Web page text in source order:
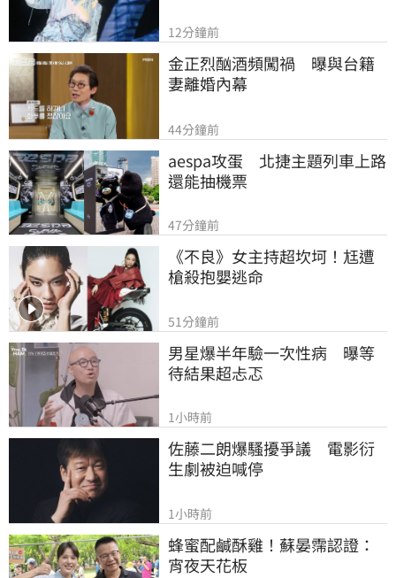
12分鐘前
金正烈酗酒頻闖禍　曝與台籍
妻離婚內幕
44分鐘前
aespa攻蛋　北捷主題列車上路
還能抽機票
47分鐘前
《不良》女主持超坎坷！尪遭
槍殺抱嬰逃命
51分鐘前
男星爆半年驗一次性病　曝等
待結果超忐忑
1小時前
佐藤二朗爆騷擾爭議　電影衍
生劇被迫喊停
1小時前
蜂蜜配鹹酥雞！蘇晏霈認證：
宵夜天花板